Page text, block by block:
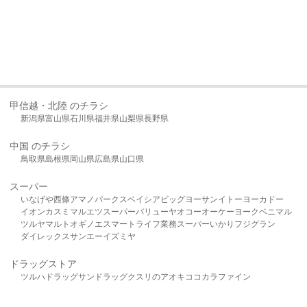
甲信越・北陸 のチラシ
新潟県富山県石川県福井県山梨県長野県
中国 のチラシ
鳥取県島根県岡山県広島県山口県
スーパー
いなげや西條アマノパークスベイシア ビッグヨーサンイトーヨーカドー
イオンカスミ マルエツスーパーバリューヤオコーオーケー ヨークベニマル
ツルヤマルト オギノ エスマート ライフ業務スーパーいかり フジグラン
ダイレックスサンエーイズミヤ
ドラッグストア
ツルハドラッグサンドラッグクスリのアオキ ココカラファイン